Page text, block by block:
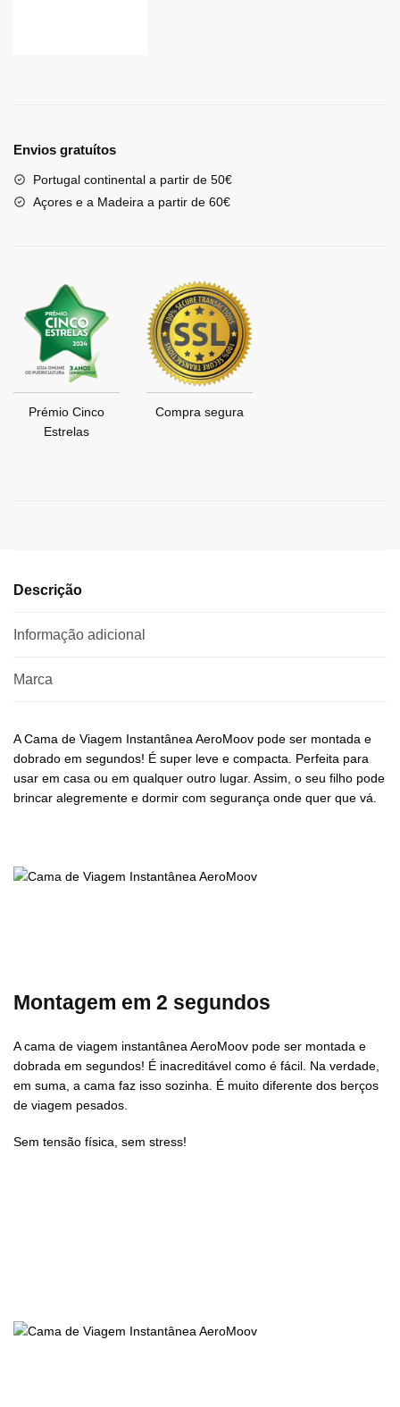
Envios gratuítos
Portugal continental a partir de 50€
Açores e a Madeira a partir de 60€
Prémio Cinco
Estrelas
Compra segura
Descrição
Informação adicional
Marca
A Cama de Viagem Instantânea AeroMoov pode ser montada e
dobrado em segundos! É super leve e compacta. Perfeita para
usar em casa ou em qualquer outro lugar. Assim, o seu filho pode
brincar alegremente e dormir com segurança onde quer que vá.
Montagem em 2 segundos
A cama de viagem instantânea AeroMoov pode ser montada e
dobrada em segundos! É inacreditável como é fácil. Na verdade,
em suma, a cama faz isso sozinha. É muito diferente dos berços
de viagem pesados.
Sem tensão física, sem stress!